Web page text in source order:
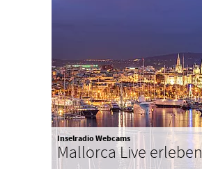
Inselradio Webcams
Mallorca Live erleben